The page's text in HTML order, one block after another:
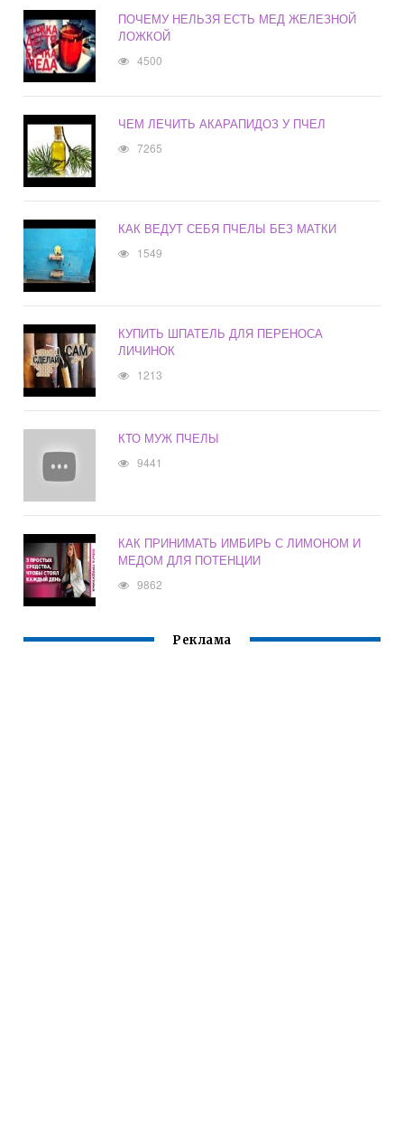
ПОЧЕМУ НЕЛЬЗЯ ЕСТЬ МЕД ЖЕЛЕЗНОЙ
ЛОЖКОЙ
4500
ЧЕМ ЛЕЧИТЬ АКАРАПИДОЗ У ПЧЕЛ
7265
КАК ВЕДУТ СЕБЯ ПЧЕЛЫ БЕЗ МАТКИ
1549
КУПИТЬ ШПАТЕЛЬ ДЛЯ ПЕРЕНОСА
ЛИЧИНОК
1213
КТО МУЖ ПЧЕЛЫ
9441
КАК ПРИНИМАТЬ ИМБИРЬ С ЛИМОНОМ И
МЕДОМ ДЛЯ ПОТЕНЦИИ
9862
Реклама